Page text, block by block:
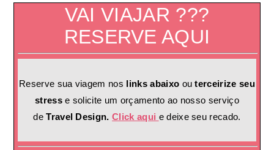
VAI VIAJAR ???
RESERVE AQUI
Reserve sua viagem nos links abaixo ou terceirize seu
stresse solicite um orçamento ao nosso serviço
deTravel Design.Click aqui e deixe seu recado.